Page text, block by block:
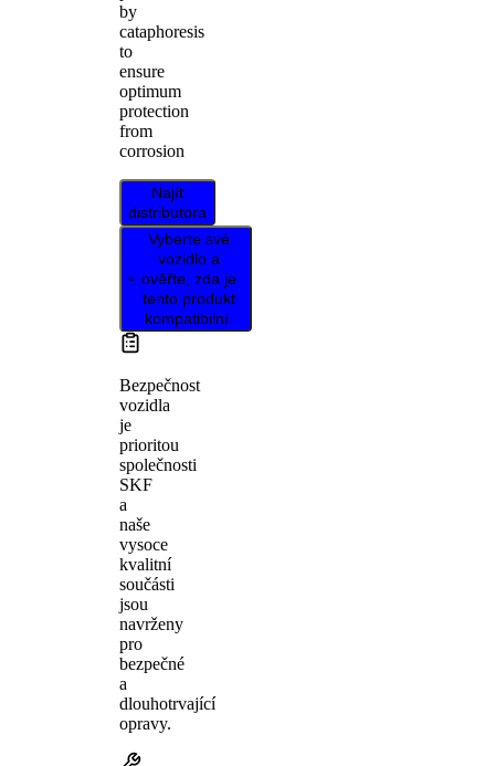
by
cataphoresis
to
ensure
optimum
protection
from
corrosion
Najít
distributora
Vyberte své
vozidlo a
ověřte, zda je
tento produkt
kompatibilní.
Bezpečnost
vozidla
je
prioritou
společnosti
SKF
a
naše
vysoce
kvalitní
součásti
jsou
navrženy
pro
bezpečné
a
dlouhotrvající
opravy.